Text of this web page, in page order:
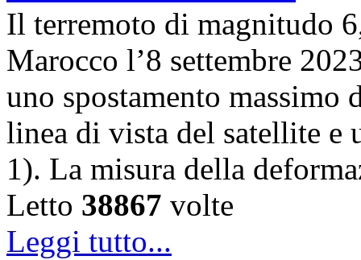
Il terremoto di magnitudo
Marocco l’8 settembre
uno spostamento
linea di vista del satellite
1). La misura della
Letto 38867 volte
Leggi tutto...